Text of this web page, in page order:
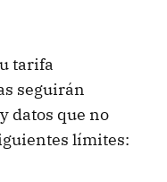
tarifa
seguirán
datos que no
límites: